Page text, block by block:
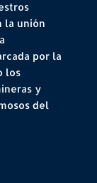
la unión
por la
los
y
del